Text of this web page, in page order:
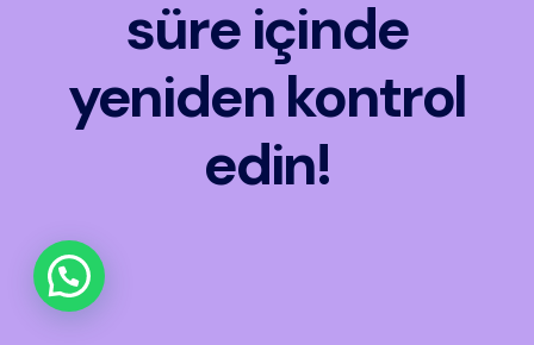
süre içinde
yeniden kontrol
edin!